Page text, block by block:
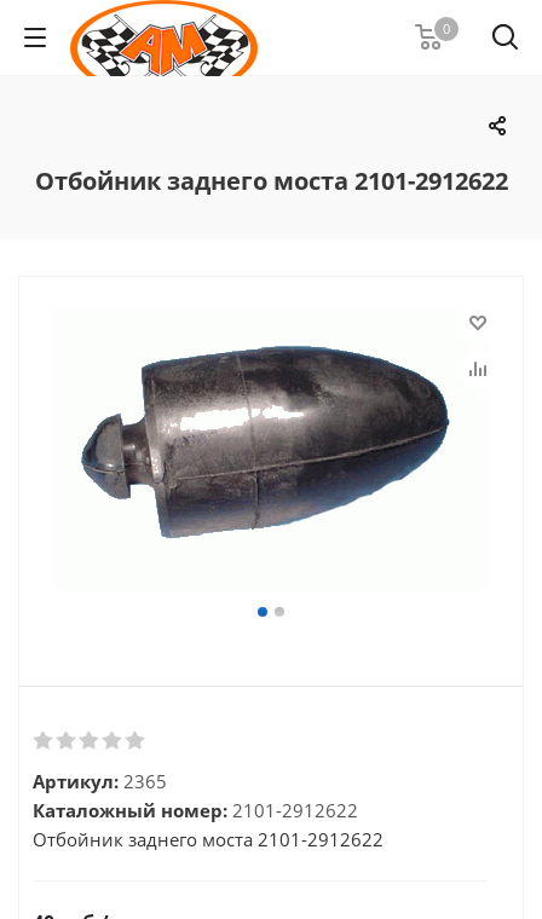
0
Отбойник заднего моста 2101-2912622
Артикул: 2365
Каталожный номер: 2101-2912622
Отбойник заднего моста 2101-2912622